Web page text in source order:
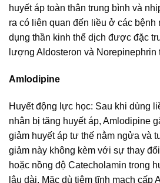
huyết áp toàn thân trung bình và
ra có liên quan đến liều ở các bệnh
dụng thần kinh thể dịch được đặc
lượng Aldosteron và Norepinephrin
Amlodipine
Huyết động lực học: Sau khi dùng
nhân bị tăng huyết áp, Amlodipine
giảm huyết áp tư thế nằm ngửa và
giảm này không kèm với sự thay
hoặc nồng độ Catecholamin trong
lâu dài. Mặc dù tiêm tĩnh mạch cấp